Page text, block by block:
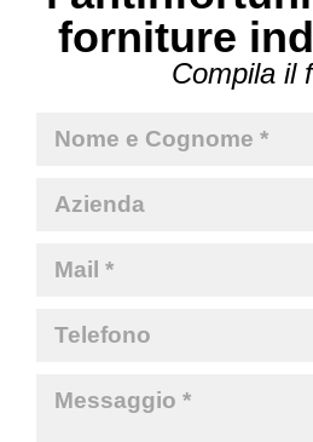
forniture
Compila il